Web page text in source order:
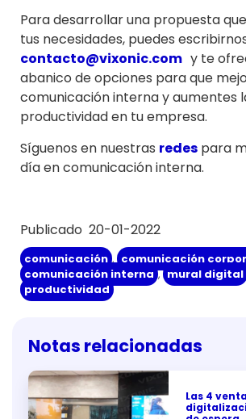
Para desarrollar una propuesta
tus necesidades, puedes
contacto@vixonic.com y te
abanico de opciones para que
comunicación interna y aumentes
productividad en tu empresa.
Síguenos en nuestras redes para
día en comunicación interna.
Publicado 20-01-2022
comunicación , comunicación
comunicación interna , mural digital
productividad
Notas relacionadas
Las 4